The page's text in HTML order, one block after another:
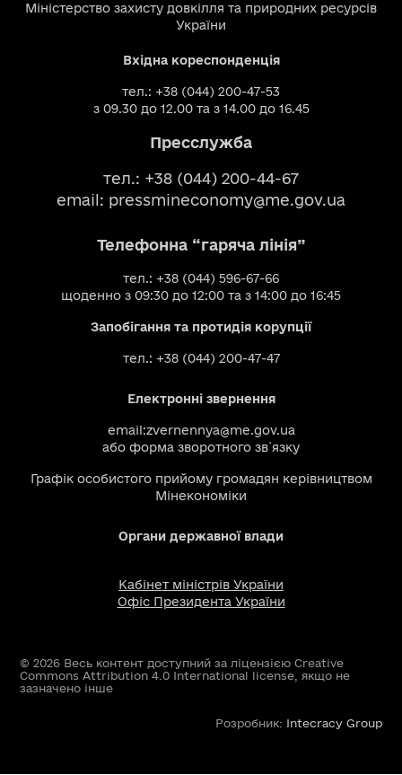
Міністерство захисту довкілля та природних ресурсів
України
Вхідна кореспонденція
тел.: +38 (044) 200-47-53
з 09.30 до 12.00 та з 14.00 до 16.45
Пресслужба
тел.: +38 (044) 200-44-67
email: pressmineconomy@me.gov.ua
Телефонна “гаряча лінія”
тел.: +38 (044) 596-67-66
щоденно з 09:30 до 12:00 та з 14:00 до 16:45
Запобігання та протидія корупції
тел.: +38 (044) 200-47-47
Електронні звернення
email:zvernennya@me.gov.ua
або форма зворотного зв`язку
Графік особистого прийому громадян керівництвом
Мінекономіки
Органи державної влади
Кабінет міністрів України
Офіс Президента України
© 2026 Весь контент доступний за ліцензією Creative
Commons Attribution 4.0 International license, якщо не
зазначено інше
Розробник: Intecracy Group